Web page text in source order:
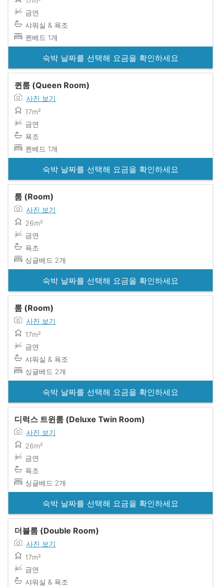
금연
샤워실 & 욕조
퀸베드 1개
숙박 날짜를 선택해 요금을 확인하세요
퀸룸 (Queen Room)
사진 보기
17m²
금연
욕조
퀸베드 1개
숙박 날짜를 선택해 요금을 확인하세요
룸 (Room)
사진 보기
26m²
금연
욕조
싱글베드 2개
숙박 날짜를 선택해 요금을 확인하세요
룸 (Room)
사진 보기
17m²
금연
샤워실 & 욕조
싱글베드 2개
숙박 날짜를 선택해 요금을 확인하세요
디럭스 트윈룸 (Deluxe Twin Room)
사진 보기
26m²
금연
욕조
싱글베드 2개
숙박 날짜를 선택해 요금을 확인하세요
더블룸 (Double Room)
사진 보기
17m²
금연
샤워실 & 욕조